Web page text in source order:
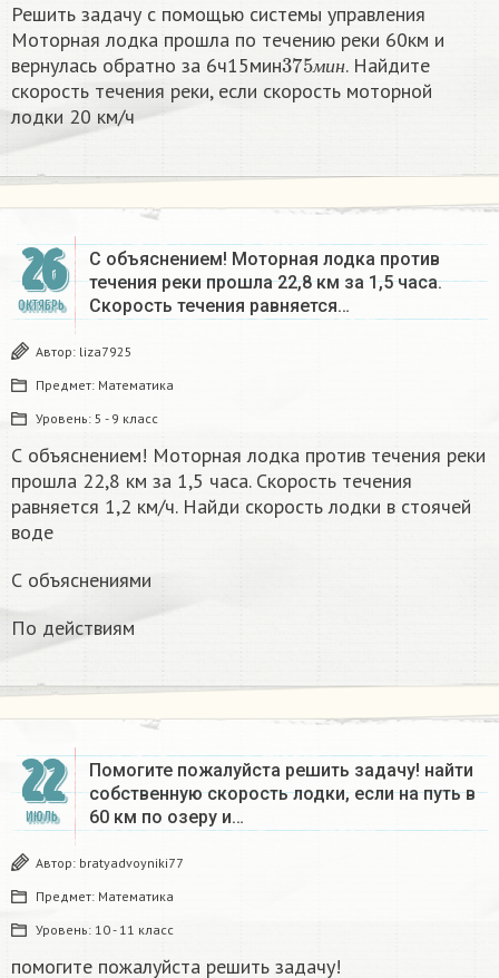
Решить задачу с помощью системы управления
Моторная лодка прошла по течению реки 60км и
вернулась обратно за 6ч15мин
м ин
375ми н. Найдите
скорость течения реки, если скорость моторной
лодки 20 км/ч ​
26
ОКТЯБРЬ
С объяснением! Моторная лодка против
течения реки прошла 22,8 км за 1,5 часа.
Скорость течения равняется…
Автор: liza7925
Предмет: Математика
Уровень: 5 - 9 класс
С объяснением! Моторная лодка против течения реки
прошла 22,8 км за 1,5 часа. Скорость течения
равняется 1,2 км/ч. Найди скорость лодки в стоячей
воде
С объяснениями
По действиям
22
ИЮЛЬ
Помогите пожалуйста решить задачу! найти
собственную скорость лодки, если на путь в
60 км по озеру и…
Автор: bratyadvoyniki77
Предмет: Математика
Уровень: 10 - 11 класс
помогите пожалуйста решить задачу!